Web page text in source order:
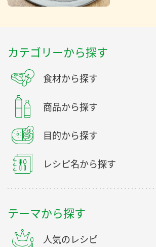
カテゴリーから探す
食材から探す
商品から探す
目的から探す
レシピ名から探す
テーマから探す
人気のレシピ